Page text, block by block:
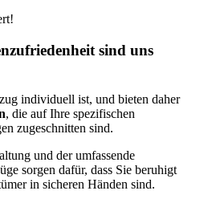
sind uns
individuell ist, und bieten daher
, die auf Ihre spezifischen
zugeschnitten sind.
und der umfassende
sorgen dafür, dass Sie beruhigt
in sicheren Händen sind.